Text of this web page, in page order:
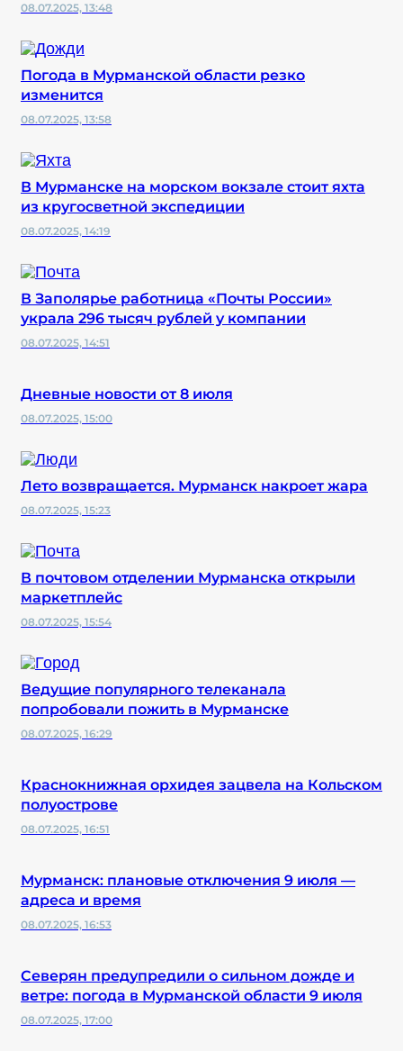
08.07.2025, 13:48
Погода в Мурманской области резко
изменится
08.07.2025, 13:58
В Мурманске на морском вокзале стоит яхта
из кругосветной экспедиции
08.07.2025, 14:19
В Заполярье работница «Почты России»
украла 296 тысяч рублей у компании
08.07.2025, 14:51
Дневные новости от 8 июля
08.07.2025, 15:00
Лето возвращается. Мурманск накроет жара
08.07.2025, 15:23
В почтовом отделении Мурманска открыли
маркетплейс
08.07.2025, 15:54
Ведущие популярного телеканала
попробовали пожить в Мурманске
08.07.2025, 16:29
Краснокнижная орхидея зацвела на Кольском
полуострове
08.07.2025, 16:51
Мурманск: плановые отключения 9 июля —
адреса и время
08.07.2025, 16:53
Северян предупредили о сильном дожде и
ветре: погода в Мурманской области 9 июля
08.07.2025, 17:00